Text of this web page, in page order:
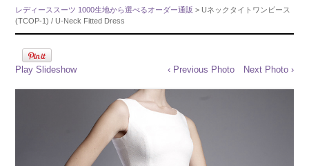
レディーススーツ 1000生地から選べるオーダー通販 > Uネックタイトワンピース
(TCOP-1) / U-Neck Fitted Dress
Play Slideshow ‹ Previous Photo Next Photo ›